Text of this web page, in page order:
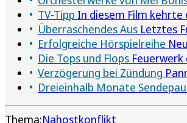
TV-Tipp In diesem Film
Überraschendes Aus Letztes
Erfolgreiche Hörspielreihe
Die Tops und Flops
Verzögerung bei Zündung
Dreieinhalb Monate
Thema:Nahostkonflikt